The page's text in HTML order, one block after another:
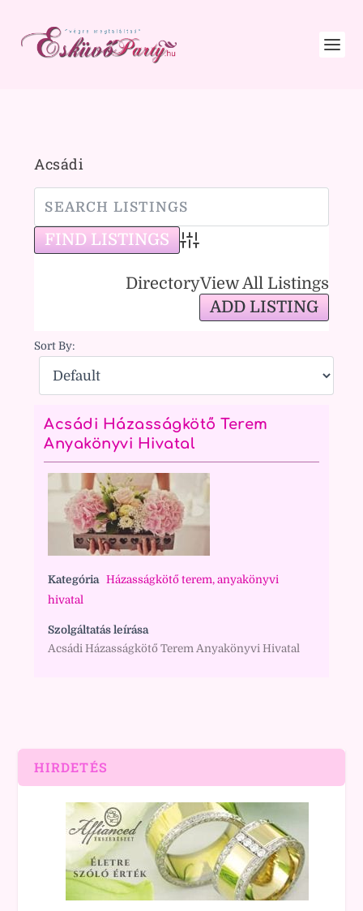
Acsádi
Advanced Search
DirectoryView All Listings
ADD LISTING
Sort By:
Acsádi Házasságkötő Terem
Anyakönyvi Hivatal
Kategória Házasságkötő terem, anyakönyvi
hivatal
Szolgáltatás leírása
Acsádi Házasságkötő Terem Anyakönyvi Hivatal
HIRDETÉS